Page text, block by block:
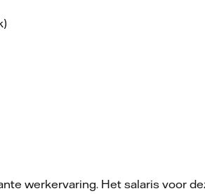
werkervaring. Het salaris voor